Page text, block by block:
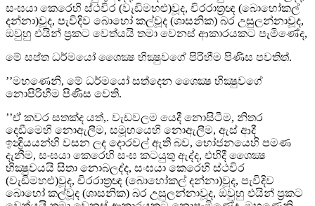
සංඝයා කෙරෙහි ස්ථවිර (වැඩිමහළු)වූද, චිරරාත්‍රඥ (බොහෝකල්
දන්නා)වූද, පැවිදිව බොහෝ කල්වූද (ශාසනික) බර උසුලන්නාවූද,
ඔවුහු එයින් ප්‍රකට වෙත්යයි තමා වෙනස් ආකාරයකට පැමිණේද,
මේ සප්ත ධර්මයෝ ශෛක්‍ෂ භික්‍ෂුවගේ පිරිහීම පිණිස පවතිත්.
’’මහණෙනි, මේ ධර්මයෝ සත්දෙන ශෛක්‍ෂ භික්‍ෂුවගේ
නොපිරිහීම පිණිස වෙති.
’’ඒ කවර සතක්ද යත්,. වැඩවලම යෙදී නොසිටීම, නිතර
දෙඩීමෙහි නොඇලීම, සමූහයෙහි නොඇලීම, ඇස් ආදී
ඉන්‍ද්‍රියයන්හි වසන ලද දොරවල් ඇති බව, භෝජනයෙහි පමණ
දැනීම, සංඝයා කෙරෙහි සංඝ කටයුතු ඇද්ද, එහිදී ශෛක්‍ෂ
භික්‍ෂුවයයි සිතා නොබලද්ද, සංඝයා කෙරෙහි ස්ථවිර
(වැඩිමහළු)වූද, චිරරාත්‍රඥ (බොහෝකල් දන්නා)වූද, පැවිදිව
බොහෝ කල්වූද (ශාසනික) බර උසුලන්නාවූද, ඔවුහු එයින් ප්‍රකට